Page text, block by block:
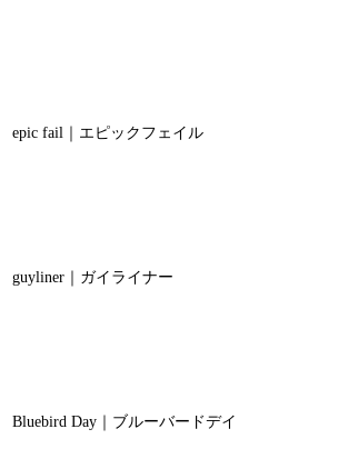
epic fail｜エピックフェイル
guyliner｜ガイライナー
Bluebird Day｜ブルーバードデイ